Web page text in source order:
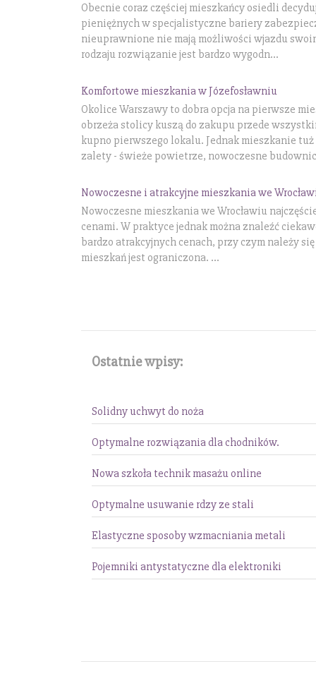
Obecnie coraz częściej mieszkańcy osiedli
pieniężnych w specjalistyczne bariery
nieuprawnione nie mają możliwości wjazdu
rodzaju rozwiązanie jest bardzo wygodn...
Komfortowe mieszkania w Józefosławniu
Okolice Warszawy to dobra opcja na pierwsze
obrzeża stolicy kuszą do zakupu przede
kupno pierwszego lokalu. Jednak mieszkanie
zalety - świeże powietrze, nowoczesne
Nowoczesne i atrakcyjne mieszkania we
Nowoczesne mieszkania we Wrocławiu
cenami. W praktyce jednak można znaleźć
bardzo atrakcyjnych cenach, przy czym należy
mieszkań jest ograniczona. ...
Ostatnie wpisy:
Solidny uchwyt do noża
Optymalne rozwiązania dla chodników.
Nowa szkoła technik masażu online
Optymalne usuwanie rdzy ze stali
Elastyczne sposoby wzmacniania metali
Pojemniki antystatyczne dla elektroniki